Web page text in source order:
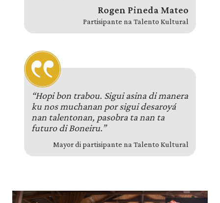
Rogen Pineda Mateo
Partisipante na Talento Kultural
“Hopi bon trabou. Sigui asina di manera
ku nos muchanan por sigui desaroyá
nan talentonan, pasobra ta nan ta
futuro di Boneiru.”
Mayor di partisipante na Talento Kultural